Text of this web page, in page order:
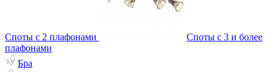
Споты с 2 плафонами
Споты с 3 и более
плафонами
Бра